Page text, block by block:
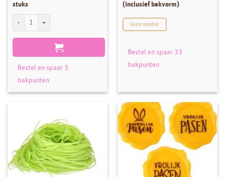
stuks
Chocolade Paasfiguurtjes konijn, ei, bloem en wortel 9 stuks aantal
Bestel en spaar 3
bakpunten
(inclusief bakvorm)
Lees verder
Bestel en spaar 33
bakpunten